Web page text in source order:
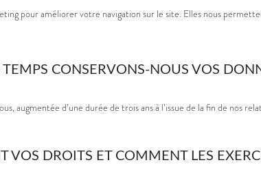
pour améliorer votre navigation sur le site. Elles nous
CONSERVONS-NOUS VOS
d’une durée de trois ans à l’issue de la fin de nos
VOS DROITS ET COMMENT LES